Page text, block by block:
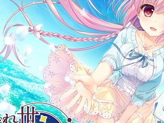
き く
し す
ち つ
に ぬ
ひ ふ
み む
蟹屋しく